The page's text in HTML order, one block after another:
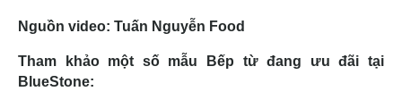
Nguồn video: Tuấn Nguyễn Food
Tham khảo một số mẫu Bếp từ đang ưu đãi tại
BlueStone: